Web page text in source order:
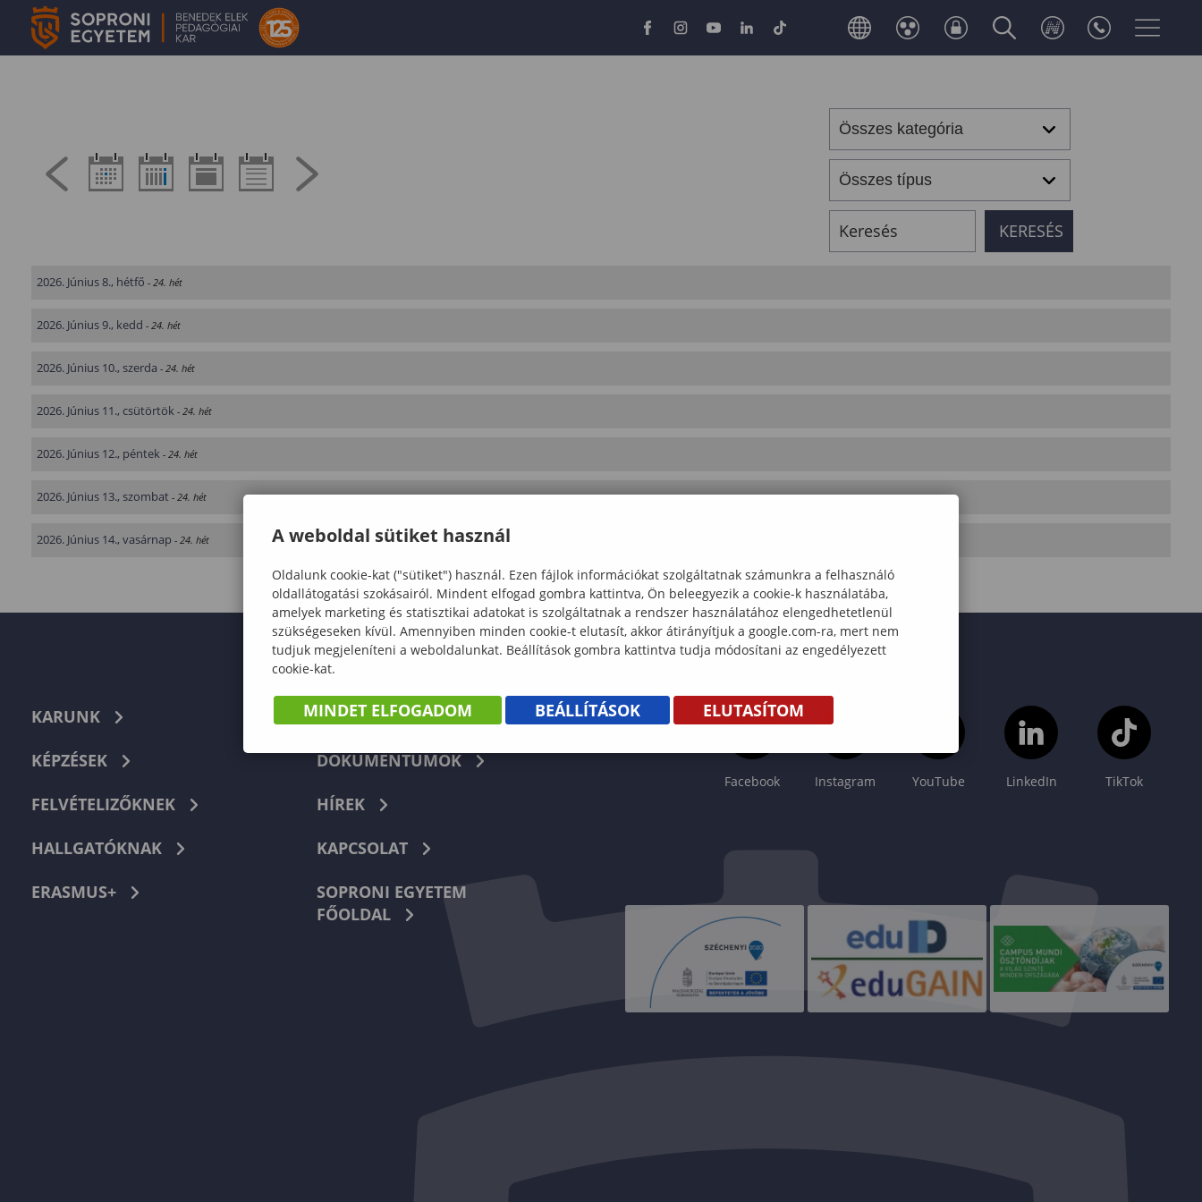
2026. Június 8., hétfő - 24. hét
2026. Június 9., kedd - 24. hét
2026. Június 10., szerda - 24. hét
2026. Június 11., csütörtök - 24. hét
2026. Június 12., péntek - 24. hét
2026. Június 13., szombat - 24. hét
2026. Június 14., vasárnap - 24. hét
KARUNK
KÉPZÉSEK
FELVÉTELIZŐKNEK
HALLGATÓKNAK
ERASMUS+
TELEFONKÖNYV
DOKUMENTUMOK
HÍREK
KAPCSOLAT
SOPRONI EGYETEM
FŐOLDAL
Facebook Instagram YouTube LinkedIn TikTok
A weboldal sütiket használ
Oldalunk cookie-kat ("sütiket") használ. Ezen fájlok információkat szolgáltatnak számunkra a felhasználó
oldallátogatási szokásairól. Mindent elfogad gombra kattintva, Ön beleegyezik a cookie-k használatába,
amelyek marketing és statisztikai adatokat is szolgáltatnak a rendszer használatához elengedhetetlenül
szükségeseken kívül. Amennyiben minden cookie-t elutasít, akkor átirányítjuk a google.com-ra, mert nem
tudjuk megjeleníteni a weboldalunkat. Beállítások gombra kattintva tudja módosítani az engedélyezett
cookie-kat.
MINDET ELFOGADOM BEÁLLÍTÁSOK ELUTASÍTOM